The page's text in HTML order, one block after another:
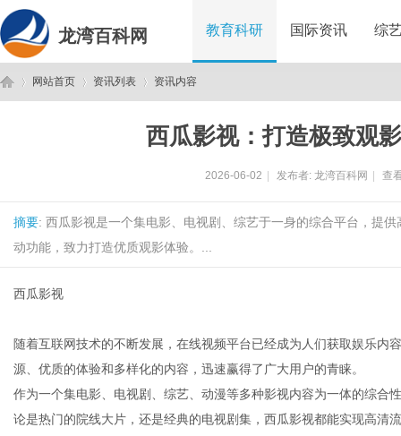
龙湾百科网 教育科研 国际资讯 综
网站首页 资讯列表 资讯内容
西瓜影视：打造极致观
2026-06-02 发布者: 龙湾百科网 查
摘要: 西瓜影视是一个集电影、电视剧、综艺于一身的综合平台，提
动功能，致力打造优质观影体验。...
西瓜影视
随着互联网技术的不断发展，在线视频平台已经成为人们获取娱乐内
源、优质的体验和多样化的内容，迅速赢得了广大用户的青睐。
作为一个集电影、电视剧、综艺、动漫等多种影视内容为一体的综合
论是热门的院线大片，还是经典的电视剧集，西瓜影视都能实现高清